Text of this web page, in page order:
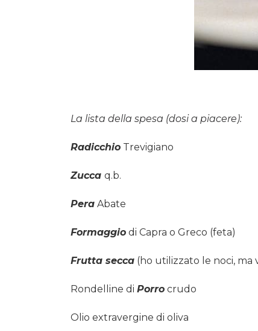
La lista della spesa (dosi a piacere):
Radicchio Trevigiano
Zucca q.b.
Pera Abate
Formaggio di Capra o Greco (feta)
Frutta secca (ho utilizzato le noci,
Rondelline di Porro crudo
Olio extravergine di oliva